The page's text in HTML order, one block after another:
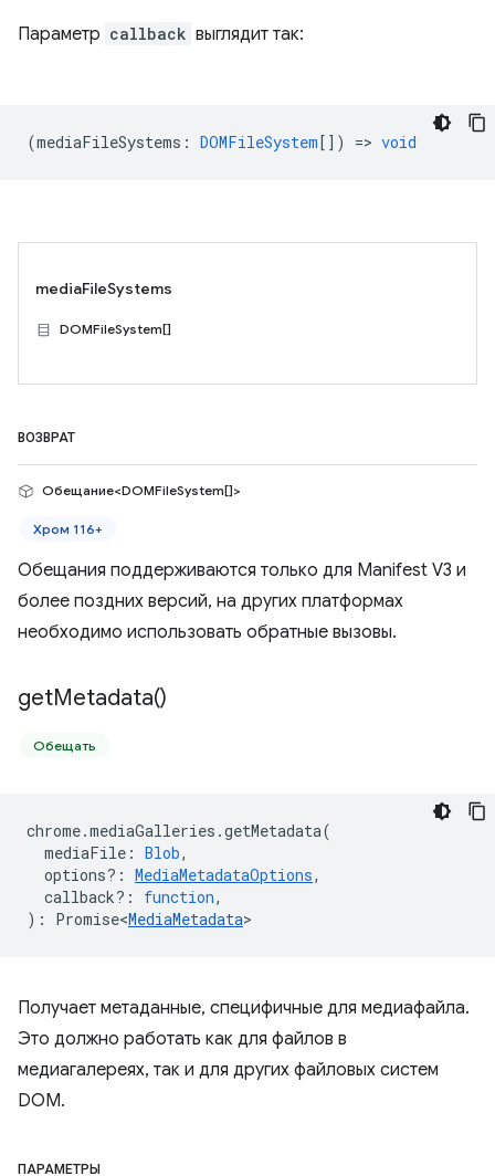
Параметр callback выглядит так:
(mediaFileSystems : DOMFileSystem[]) => void
mediaFileSystems
DOMFileSystem[]
ВОЗВРАТ
Обещание<DOMFileSystem[]>
Хром 116+
Обещания поддерживаются только для Manifest V3 и
более поздних версий, на других платформах
необходимо использовать обратные вызовы.
getMetadata()
Обещать
chrome.mediaGalleries .getMetadata(
mediaFile : Blob,
options? : MediaMetadataOptions,
callback? : function,
) : Promise<MediaMetadata>
Получает метаданные, специфичные для медиафайла.
Это должно работать как для файлов в
медиагалереях, так и для других файловых систем
DOM.
ПАРАМЕТРЫ